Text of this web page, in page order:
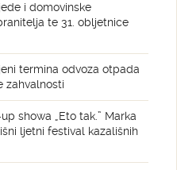
i domovinske
te 31. obljetnice
termina odvoza otpada
zahvalnosti
showa „Eto tak.” Marka
ljetni festival kazališnih